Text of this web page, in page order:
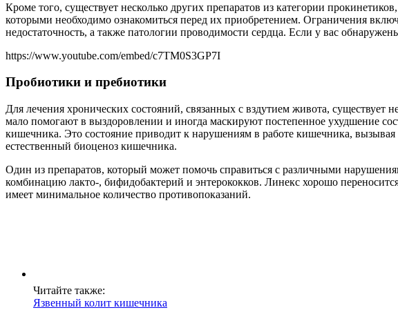
Кроме того, существует несколько других препаратов из категории
которыми необходимо ознакомиться перед их приобретением. Ограничения
недостаточность, а также патологии проводимости сердца. Если у вас
https://www.youtube.com/embed/c7TM0S3GP7I
Пробиотики и пребиотики
Для лечения хронических состояний, связанных с вздутием живота,
мало помогают в выздоровлении и иногда маскируют постепенное ухудшение
кишечника. Это состояние приводит к нарушениям в работе кишечника,
естественный биоценоз кишечника.
Один из препаратов, который может помочь справиться с различными
комбинацию лакто-, бифидобактерий и энтерококков. Линекс хорошо
имеет минимальное количество противопоказаний.
Читайте также:
Язвенный колит кишечника